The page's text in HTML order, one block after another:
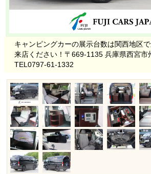
キャンピングカーの展示台数は関西地区
来店ください！〒669-1135 兵庫県西宮市
TEL0797-61-1332